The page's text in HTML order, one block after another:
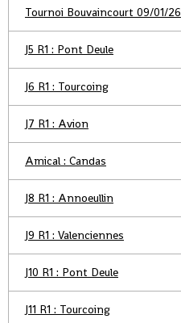
Tournoi Bouvaincourt 09/01/26
J5 R1 : Pont Deule
J6 R1 : Tourcoing
J7 R1 : Avion
Amical : Candas
J8 R1 : Annoeullin
J9 R1 : Valenciennes
J10 R1 : Pont Deule
J11 R1 : Tourcoing